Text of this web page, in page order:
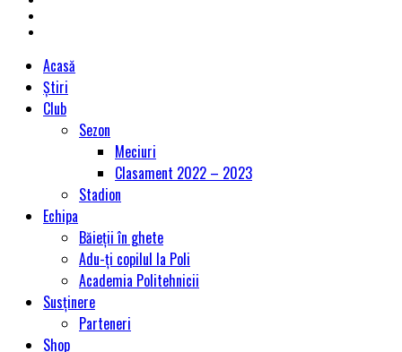
Acasă
Știri
Club
Sezon
Meciuri
Clasament 2022 – 2023
Stadion
Echipa
Băieții în ghete
Adu-ți copilul la Poli
Academia Politehnicii
Susținere
Parteneri
Shop